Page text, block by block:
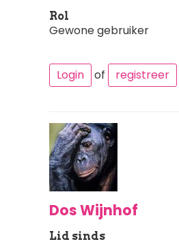
Rol
Gewone gebruiker
Login of registreer
Dos Wijnhof
Lid sinds